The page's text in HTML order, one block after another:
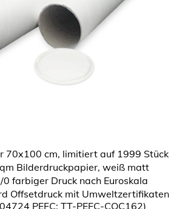
70x100 cm, limitiert auf 1999 Stück
Bilderdruckpapier, weiß matt
farbiger Druck nach Euroskala
Offsetdruck mit Umweltzertifikaten
PEFC: TT-PEFC-COC162)